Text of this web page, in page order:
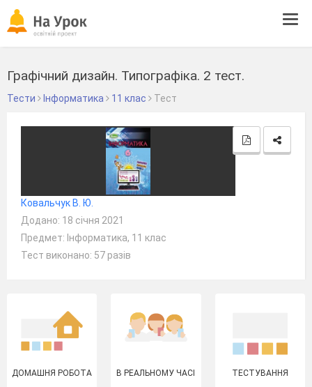
Графічний дизайн. Типографіка. 2 тест.
Тести Інформатика 11 клас Тест
Ковальчук В. Ю.
Додано: 18 січня 2021
Предмет: Інформатика, 11 клас
Тест виконано: 57 разів
ДОМАШНЯ РОБОТА В РЕАЛЬНОМУ ЧАСІ ТЕСТУВАННЯ